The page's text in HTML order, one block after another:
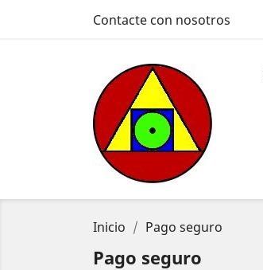
Contacte con nosotros
Inicio Pago seguro
Pago seguro